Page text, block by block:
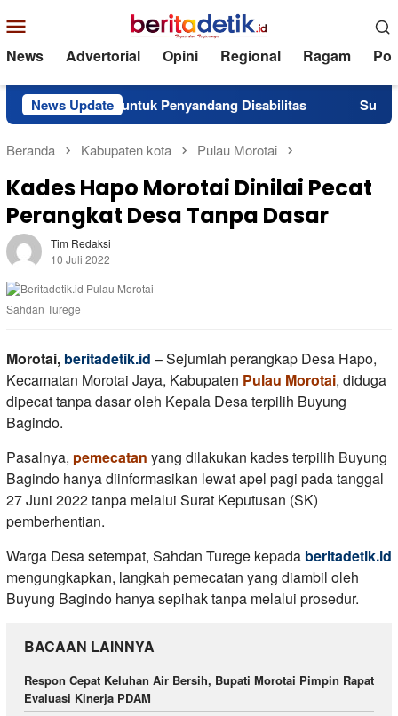
ke
kontenMobile
News Advertorial Opini Regional Ragam
News Update
untuk Penyandang Disabilitas Superintendent
Beranda Kabupaten kota Pulau Morotai
Kades Hapo Morotai Dinilai Pecat
Perangkat Desa Tanpa Dasar
Tim Redaksi
10 Juli 2022
Sahdan Turege
Morotai, beritadetik.id – Sejumlah perangkap Desa Hapo,
Kecamatan Morotai Jaya, Kabupaten Pulau Morotai, diduga
dipecat tanpa dasar oleh Kepala Desa terpilih Buyung
Bagindo.
Pasalnya, pemecatan yang dilakukan kades terpilih Buyung
Bagindo hanya diinformasikan lewat apel pagi pada tanggal
27 Juni 2022 tanpa melalui Surat Keputusan (SK)
pemberhentian.
Warga Desa setempat, Sahdan Turege kepada beritadetik.id
mengungkapkan, langkah pemecatan yang diambil oleh
Buyung Bagindo hanya sepihak tanpa melalui prosedur.
BACAAN LAINNYA
Respon Cepat Keluhan Air Bersih, Bupati Morotai Pimpin Rapat
Evaluasi Kinerja PDAM